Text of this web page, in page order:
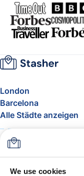
We use cookies
London
Barcelona
Alle Städte anzeigen
Über uns
FAQ
Blog